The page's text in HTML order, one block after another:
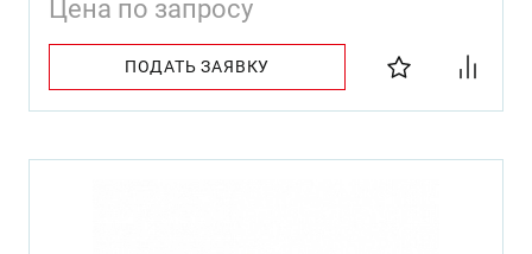
Цена по запросу
ПОДАТЬ ЗАЯВКУ